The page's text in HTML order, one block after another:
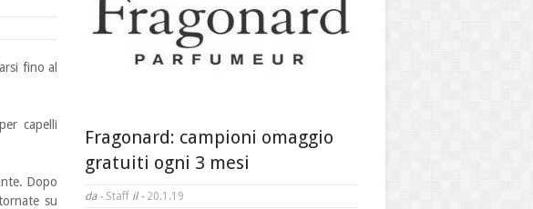
fino al
capelli
Dopo
su
Fragonard: campioni omaggio
gratuiti ogni 3 mesi
da - Staff il - 20.1.19